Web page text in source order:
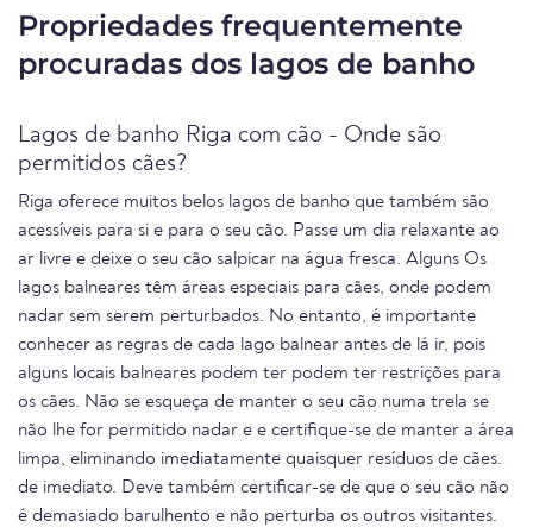
Propriedades frequentemente
procuradas dos lagos de banho
Lagos de banho Riga com cão - Onde são
permitidos cães?
Riga oferece muitos belos lagos de banho que também são
acessíveis para si e para o seu cão. Passe um dia relaxante ao
ar livre e deixe o seu cão salpicar na água fresca. Alguns Os
lagos balneares têm áreas especiais para cães, onde podem
nadar sem serem perturbados. No entanto, é importante
conhecer as regras de cada lago balnear antes de lá ir, pois
alguns locais balneares podem ter podem ter restrições para
os cães. Não se esqueça de manter o seu cão numa trela se
não lhe for permitido nadar e e certifique-se de manter a área
limpa, eliminando imediatamente quaisquer resíduos de cães.
de imediato. Deve também certificar-se de que o seu cão não
é demasiado barulhento e não perturba os outros visitantes.